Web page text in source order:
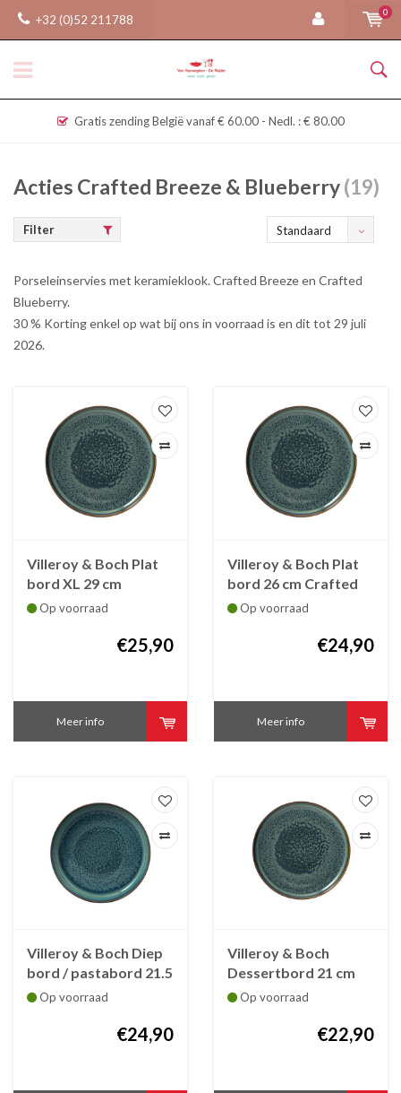
+32 (0)52 211788
0
Gratis zending België vanaf € 60.00 - Nedl. : € 80.00
Acties Crafted Breeze & Blueberry(19)
Filter Standaard
Porseleinservies met keramieklook. Crafted Breeze en Crafted
Blueberry.
30 % Korting enkel op wat bij ons in voorraad is en dit tot 29 juli
2026.
Villeroy & Boch Plat
bord XL 29 cm
Crafted Breeze
Op voorraad
€25,90
Meer info
Villeroy & Boch Plat
bord 26 cm Crafted
Breeze
Op voorraad
€24,90
Meer info
Villeroy & Boch Diep
bord / pastabord 21.5
cm Crafted Breeze
Op voorraad
€24,90
Villeroy & Boch
Dessertbord 21 cm
Crafted Breeze
Op voorraad
€22,90